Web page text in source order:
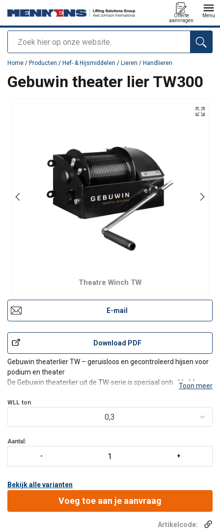
Zoeken
Offerte
aanvragen
Menu
toegevoegd aan uw offerte
Home / Producten / Hef- & Hijsmiddelen / Lieren / Handlieren
Gebuwin theater lier TW300
Theatre Winch TW
E-mail
Download PDF
Gebuwin theaterlier TW – geruisloos en gecontroleerd hijsen voor
podium en theater
De Gebuwin theaterlier uit de TW-serie is speciaal ontwikkeld voor
evenementenlocaties. Deze compacte lier biedt een stille,
nauwkeurige bediening en is ideaal voor h
Toon meer
WLL ton
0,3
Aantal:
Bekijk alle varianten
Voeg toe aan je aanvraag
Artikelcode: